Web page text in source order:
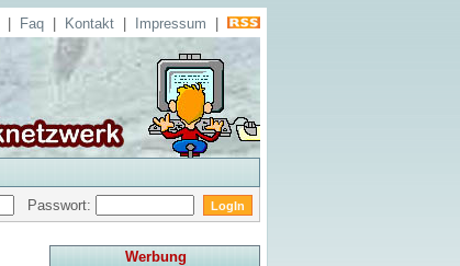
Faq Kontakt Impressum
Passwort:
Werbung